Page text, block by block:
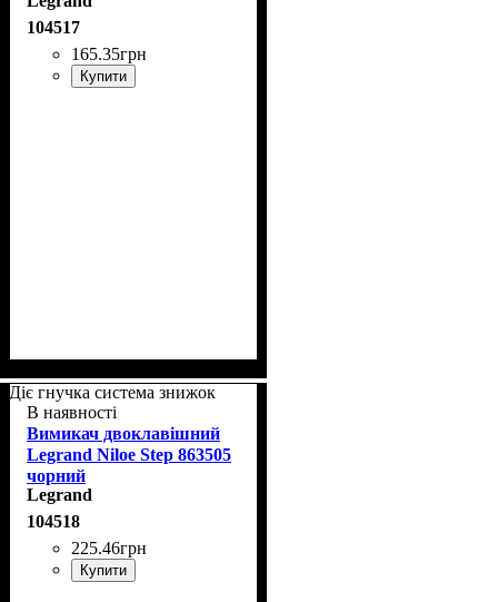
104517
165.35грн
Купити
Діє гнучка система знижок
В наявності
Вимикач двоклавішний
Legrand Niloe Step 863505
чорний
Legrand
104518
225.46грн
Купити